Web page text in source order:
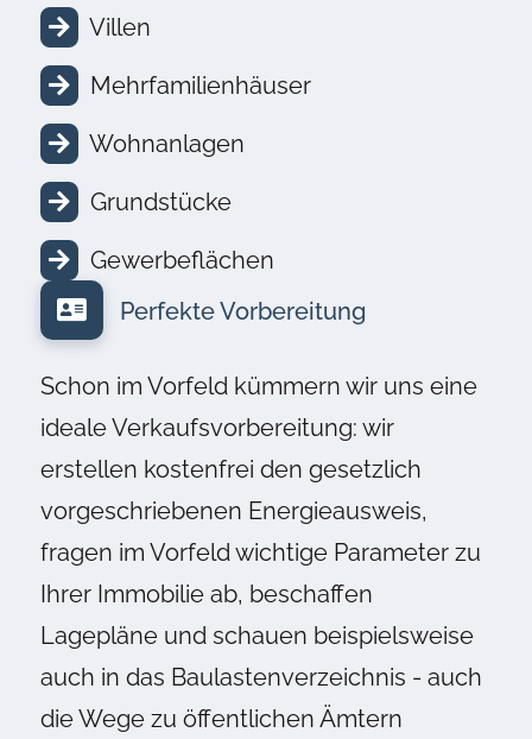
Villen
Mehrfamilienhäuser
Wohnanlagen
Grundstücke
Gewerbeflächen
Perfekte Vorbereitung
Schon im Vorfeld kümmern wir uns eine
ideale Verkaufsvorbereitung: wir
erstellen kostenfrei den gesetzlich
vorgeschriebenen Energieausweis,
fragen im Vorfeld wichtige Parameter zu
Ihrer Immobilie ab, beschaffen
Lagepläne und schauen beispielsweise
auch in das Baulastenverzeichnis - auch
die Wege zu öffentlichen Ämtern